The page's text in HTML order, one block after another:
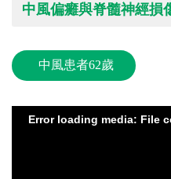
中風偏癱與脊髓神經損
中風患者62歲
Error loading media: File